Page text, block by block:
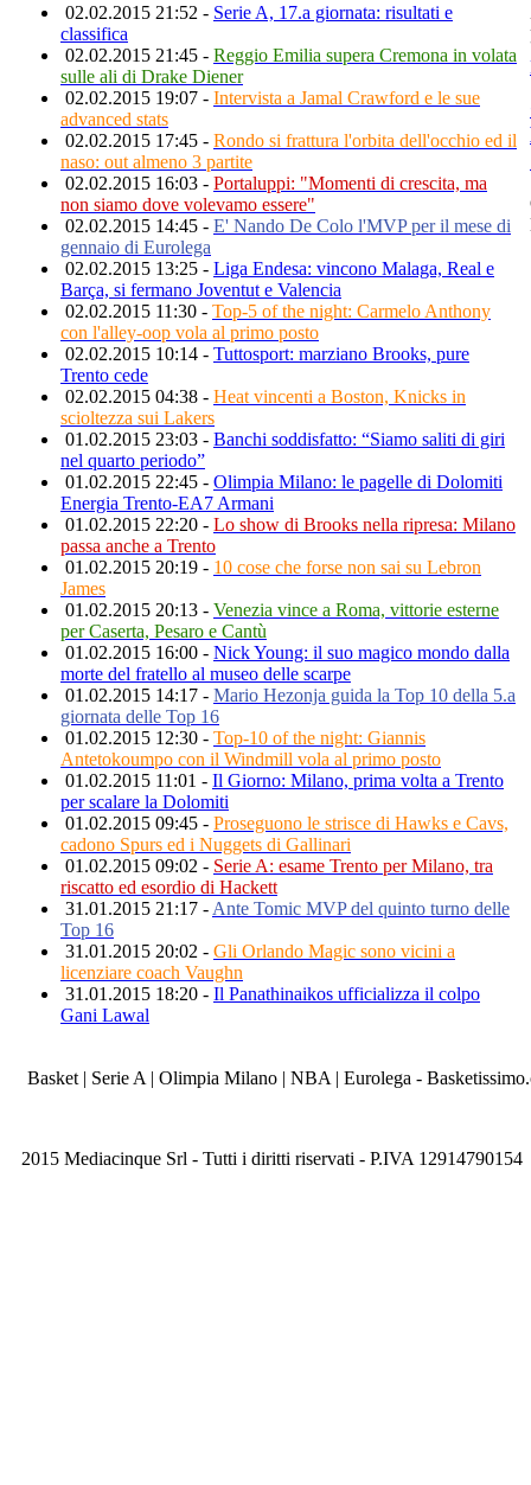
02.02.2015 21:52 - Serie A, 17.a giornata: risultati e
classifica
02.02.2015 21:45 - Reggio Emilia supera Cremona in volata
sulle ali di Drake Diener
02.02.2015 19:07 - Intervista a Jamal Crawford e le sue
advanced stats
02.02.2015 17:45 - Rondo si frattura l'orbita dell'occhio ed il
naso: out almeno 3 partite
02.02.2015 16:03 - Portaluppi: "Momenti di crescita, ma
non siamo dove volevamo essere"
02.02.2015 14:45 - E' Nando De Colo l'MVP per il mese di
gennaio di Eurolega
02.02.2015 13:25 - Liga Endesa: vincono Malaga, Real e
Barça, si fermano Joventut e Valencia
02.02.2015 11:30 - Top-5 of the night: Carmelo Anthony
con l'alley-oop vola al primo posto
02.02.2015 10:14 - Tuttosport: marziano Brooks, pure
Trento cede
02.02.2015 04:38 - Heat vincenti a Boston, Knicks in
scioltezza sui Lakers
01.02.2015 23:03 - Banchi soddisfatto: “Siamo saliti di giri
nel quarto periodo”
01.02.2015 22:45 - Olimpia Milano: le pagelle di Dolomiti
Energia Trento-EA7 Armani
01.02.2015 22:20 - Lo show di Brooks nella ripresa: Milano
passa anche a Trento
01.02.2015 20:19 - 10 cose che forse non sai su Lebron
James
01.02.2015 20:13 - Venezia vince a Roma, vittorie esterne
per Caserta, Pesaro e Cantù
01.02.2015 16:00 - Nick Young: il suo magico mondo dalla
morte del fratello al museo delle scarpe
01.02.2015 14:17 - Mario Hezonja guida la Top 10 della 5.a
giornata delle Top 16
01.02.2015 12:30 - Top-10 of the night: Giannis
Antetokoumpo con il Windmill vola al primo posto
01.02.2015 11:01 - Il Giorno: Milano, prima volta a Trento
per scalare la Dolomiti
01.02.2015 09:45 - Proseguono le strisce di Hawks e Cavs,
cadono Spurs ed i Nuggets di Gallinari
01.02.2015 09:02 - Serie A: esame Trento per Milano, tra
riscatto ed esordio di Hackett
31.01.2015 21:17 - Ante Tomic MVP del quinto turno delle
Top 16
31.01.2015 20:02 - Gli Orlando Magic sono vicini a
licenziare coach Vaughn
31.01.2015 18:20 - Il Panathinaikos ufficializza il colpo
Gani Lawal
Basket | Serie A | Olimpia Milano | NBA | Eurolega -
2015 Mediacinque Srl - Tutti i diritti riservati - P.IVA 12914790154